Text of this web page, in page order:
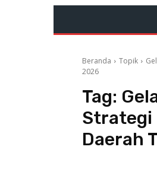
Beranda Topik
2026
Tag:
Strategi
Daerah